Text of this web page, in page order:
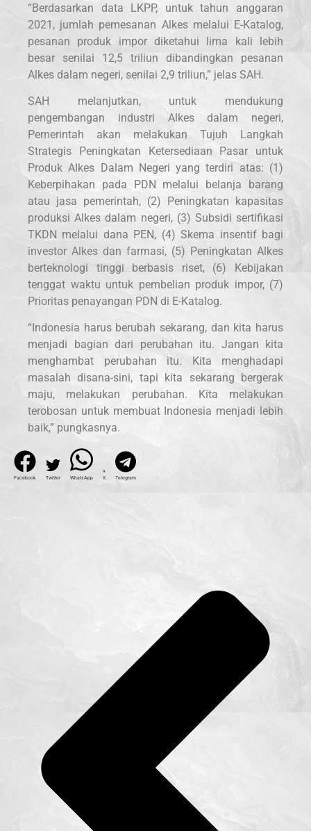
“Berdasarkan data LKPP, untuk tahun anggaran
2021, jumlah pemesanan Alkes melalui E-Katalog,
pesanan produk impor diketahui lima kali lebih
besar senilai 12,5 triliun dibandingkan pesanan
Alkes dalam negeri, senilai 2,9 triliun,” jelas SAH.
SAH melanjutkan, untuk mendukung
pengembangan industri Alkes dalam negeri,
Pemerintah akan melakukan Tujuh Langkah
Strategis Peningkatan Ketersediaan Pasar untuk
Produk Alkes Dalam Negeri yang terdiri atas: (1)
Keberpihakan pada PDN melalui belanja barang
atau jasa pemerintah, (2) Peningkatan kapasitas
produksi Alkes dalam negeri, (3) Subsidi sertifikasi
TKDN melalui dana PEN, (4) Skema insentif bagi
investor Alkes dan farmasi, (5) Peningkatan Alkes
berteknologi tinggi berbasis riset, (6) Kebijakan
tenggat waktu untuk pembelian produk impor, (7)
Prioritas penayangan PDN di E-Katalog.
“Indonesia harus berubah sekarang, dan kita harus
menjadi bagian dari perubahan itu. Jangan kita
menghambat perubahan itu. Kita menghadapi
masalah disana-sini, tapi kita sekarang bergerak
maju, melakukan perubahan. Kita melakukan
terobosan untuk membuat Indonesia menjadi lebih
baik,” pungkasnya.
Facebook Twitter WhatsApp X Telegram